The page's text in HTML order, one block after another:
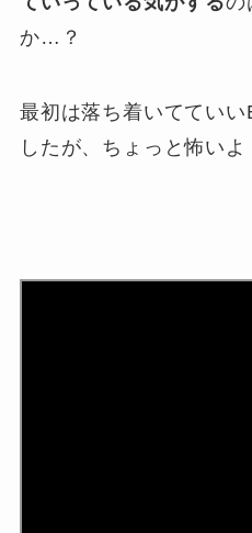
か…？
最初は落ち着いててい
したが、ちょっと怖いよ